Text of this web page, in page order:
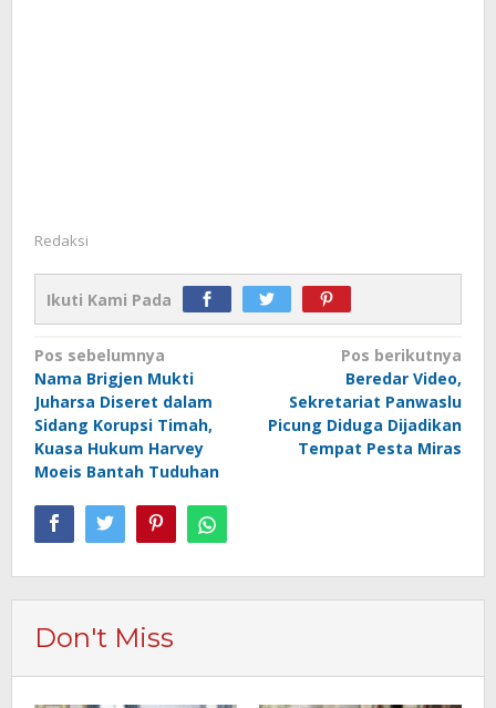
Redaksi
Ikuti Kami Pada
Navigasi
pos
Pos sebelumnya
Nama Brigjen Mukti
Juharsa Diseret dalam
Sidang Korupsi Timah,
Kuasa Hukum Harvey
Moeis Bantah Tuduhan
Pos berikutnya
Beredar Video,
Sekretariat Panwaslu
Picung Diduga Dijadikan
Tempat Pesta Miras
Don't Miss